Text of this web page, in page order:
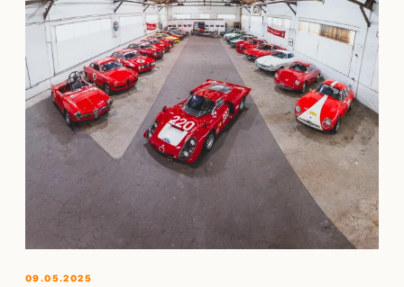
09.05.2025